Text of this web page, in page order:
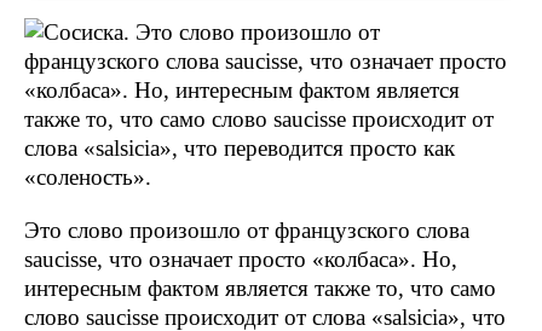
Это слово произошло от французского слова
saucisse, что означает просто «колбаса». Но,
интересным фактом является также то, что само
слово saucisse происходит от слова «salsicia», что